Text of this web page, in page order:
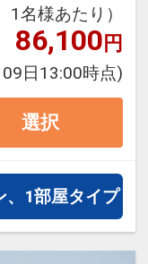
や現地交
加（同時予
ざいます。
ゾートのほ
ー施設や温
プなどへの
をアクティ
ままに滞在
適なホテル
1名様あたり）
86,100円
日13:00時点)
選択
、1部屋タイプ